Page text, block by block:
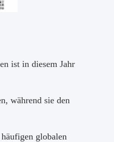
ist in diesem Jahr
während sie den
globalen